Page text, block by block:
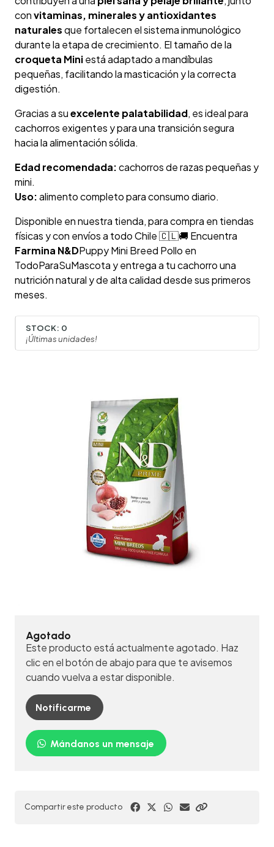
convitaminas, minerales y antioxidantes
naturalesque fortalecen el sistema inmunológico
durante la etapa de crecimiento. El tamaño de la
croqueta Miniestá adaptado a mandíbulas
pequeñas, facilitando la masticación y la correcta
digestión.
Gracias a suexcelente palatabilidad, es ideal para
cachorros exigentes y para una transición segura
hacia la alimentación sólida.
Edad recomendada:cachorros de razas pequeñas y
mini.
Uso:alimento completo para consumo diario.
Disponible en nuestra tienda, para compra en tiendas
físicas y con envíos a todo Chile 🇨🇱🚚 Encuentra
Farmina N&DPuppy Mini Breed Pollo en
TodoParaSuMascota y entrega a tu cachorro una
nutrición natural y de alta calidad desde sus primeros
meses.
STOCK: 0
¡Últimas unidades!
Agotado
Este producto está actualmente agotado. Haz
clic en el botón de abajo para que te avisemos
cuando vuelva a estar disponible.
Notificarme
Mándanos un mensaje
Compartir este producto